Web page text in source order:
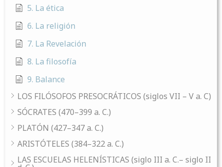
5. La ética
6. La religión
7. La Revelación
8. La filosofía
9. Balance
LOS FILÓSOFOS PRESOCRÁTICOS (siglos VII – V a. C)
SÓCRATES (470–399 a. C.)
PLATÓN (427–347 a. C.)
ARISTÓTELES (384–322 a. C.)
LAS ESCUELAS HELENÍSTICAS (siglo III a. C.– siglo II